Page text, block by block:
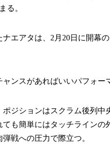
る。
エアタは、2月20日に開幕
ャンスがあればいいパフォー
ジションはスクラム後列中
も簡単にはタッチライン
戦への圧力で際立つ。